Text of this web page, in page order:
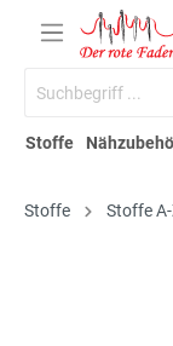
Stoffe
Stoffe Stoffe